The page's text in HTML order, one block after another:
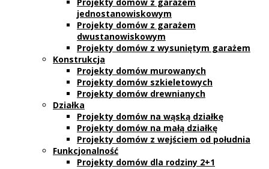
jednostanowiskowym
Projekty domów z garażem
dwustanowiskowym
Projekty domów z wysuniętym garażem
Konstrukcja
Projekty domów murowanych
Projekty domów szkieletowych
Projekty domów drewnianych
Działka
Projekty domów na wąską działkę
Projekty domów na małą działkę
Projekty domów z wejściem od południa
Funkcjonalność
Projekty domów dla rodziny 2+1